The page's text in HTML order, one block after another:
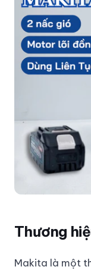
Thương
Makita là một